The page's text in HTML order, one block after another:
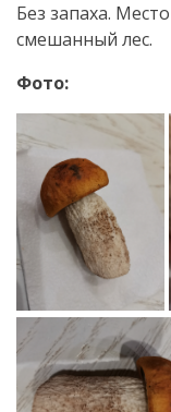
Без запаха.
смешанный лес.
Фото: